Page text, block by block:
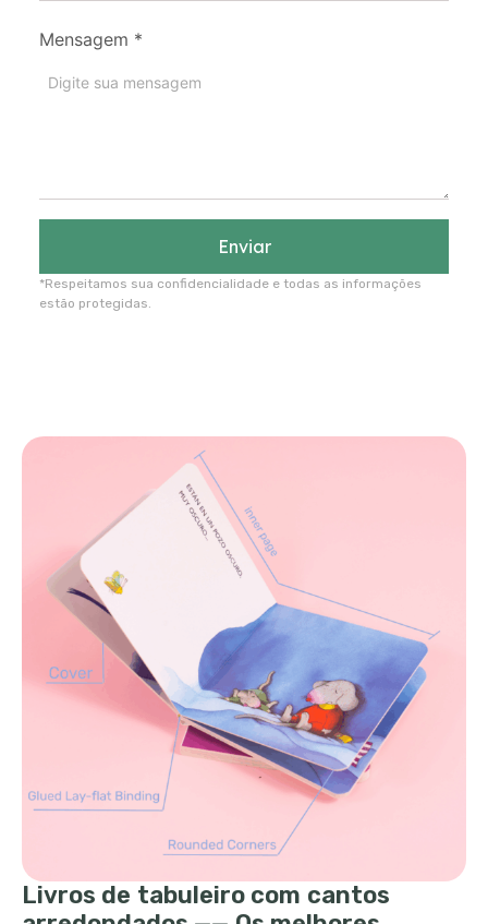
Mensagem *
Enviar
*Respeitamos sua confidencialidade e todas as informações
estão protegidas.
Livros de tabuleiro com cantos